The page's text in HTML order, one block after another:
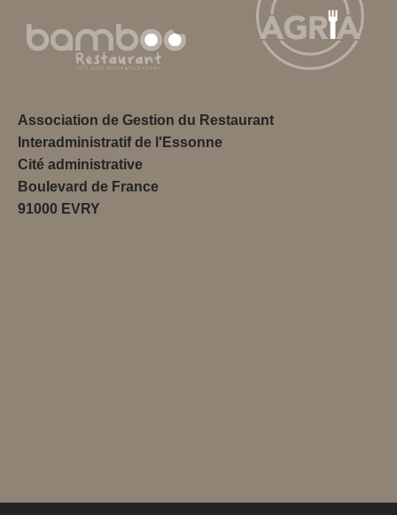
Association de Gestion du Restaurant
Interadministratif de l'Essonne
Cité administrative
Boulevard de France
91000 EVRY